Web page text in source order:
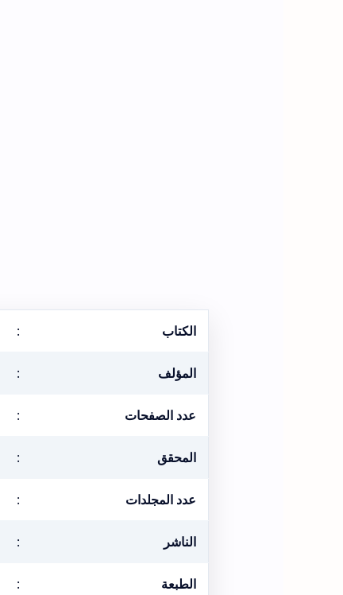
الكتاب :
المؤلف :
عدد الصفحات :
المحقق :
عدد المجلدات :
الناشر :
الطبعة :